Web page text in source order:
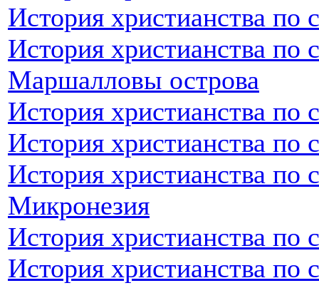
История христианства
История христианства по
Маршалловы острова
История христианства по
История христианства
История христианства по
Микронезия
История христианства
История христианства